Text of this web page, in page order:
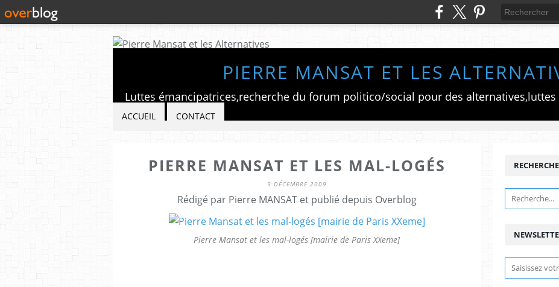
PIERRE MANSAT ET LES
ACCUEIL CONTACT
PIERRE MANSAT ET LES MAL-LOGÉS
9 DÉCEMBRE 2009
Rédigé par Pierre MANSAT et publié depuis Overblog
Pierre Mansat et les mal-logés [mairie de Paris XXeme]
RECHERCHE